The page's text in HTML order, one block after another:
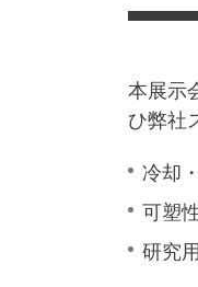
本展示
ひ弊社
冷却
可塑
研究